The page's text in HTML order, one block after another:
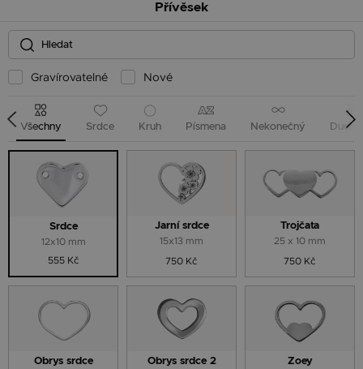
Přívěsek
Gravírovatelné Nové
Všechny Srdce Kruh Písmena Nekonečný
Srdce
12x10 mm
555 Kč
Jarní srdce
15x13 mm
750 Kč
Trojčata
25 x 10 mm
750 Kč
Obrys srdce Obrys srdce 2 Zoey